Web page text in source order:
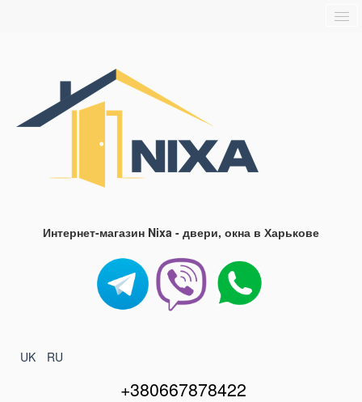
Контакты
Интернет-магазин Nixa - двери, окна в Харькове
UK RU
+380667878422